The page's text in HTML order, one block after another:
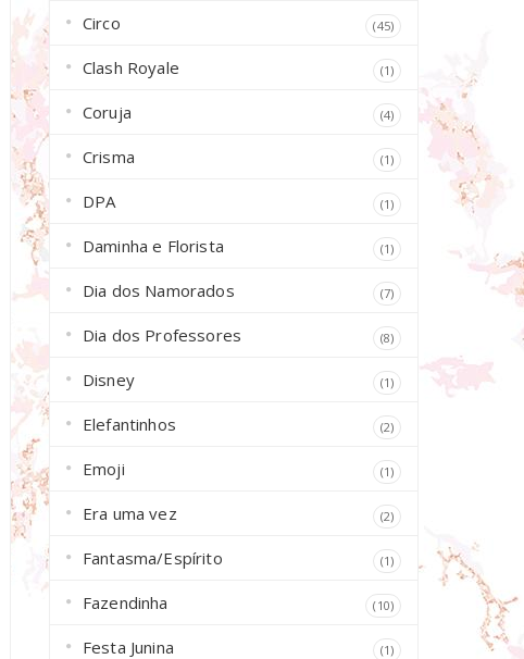
Circo (45)
Clash Royale (1)
Coruja (4)
Crisma (1)
DPA (1)
Daminha e Florista (1)
Dia dos Namorados (7)
Dia dos Professores (8)
Disney (1)
Elefantinhos (2)
Emoji (1)
Era uma vez (2)
Fantasma/Espírito (1)
Fazendinha (10)
Festa Junina (1)